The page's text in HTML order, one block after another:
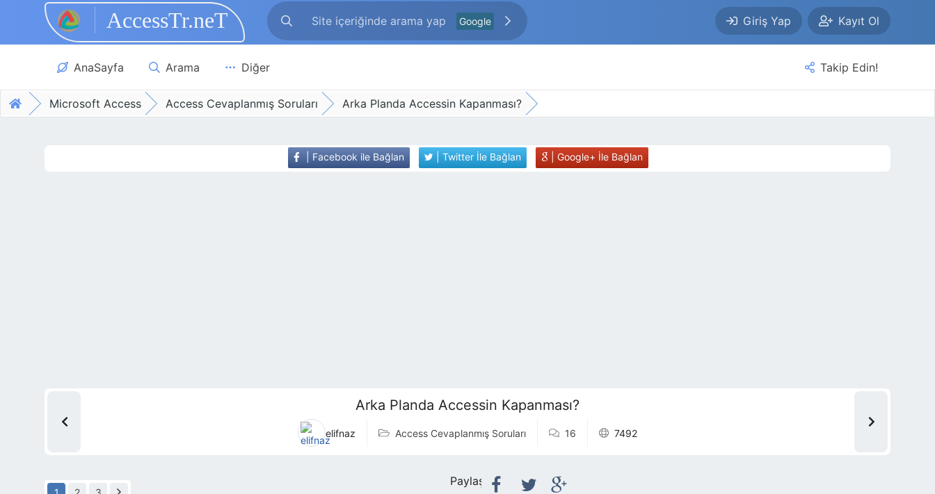
Skip to main content
AccessTr.neT Google Giriş Yap Kayıt Ol
AnaSayfa Arama Diğer Takip Edin!
Microsoft Access Access Cevaplanmış Soruları Arka Planda Accessin Kapanması?
| Facebook ile Bağlan | Twitter İle Bağlan | Google+ İle Bağlan
Arka Planda Accessin Kapanması?
elifnaz Access Cevaplanmış Soruları 16 7492
Paylaş: